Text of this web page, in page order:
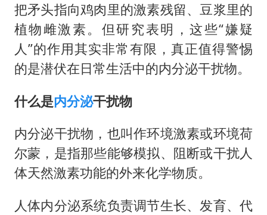
把矛头指向鸡肉里的激素残留、豆浆里的
植物雌激素。但研究表明，这些“嫌疑
人”的作用其实非常有限，真正值得警惕
的是潜伏在日常生活中的内分泌干扰物。
什么是内分泌干扰物
内分泌干扰物，也叫作环境激素或环境荷
尔蒙，是指那些能够模拟、阻断或干扰人
体天然激素功能的外来化学物质。
人体内分泌系统负责调节生长、发育、代